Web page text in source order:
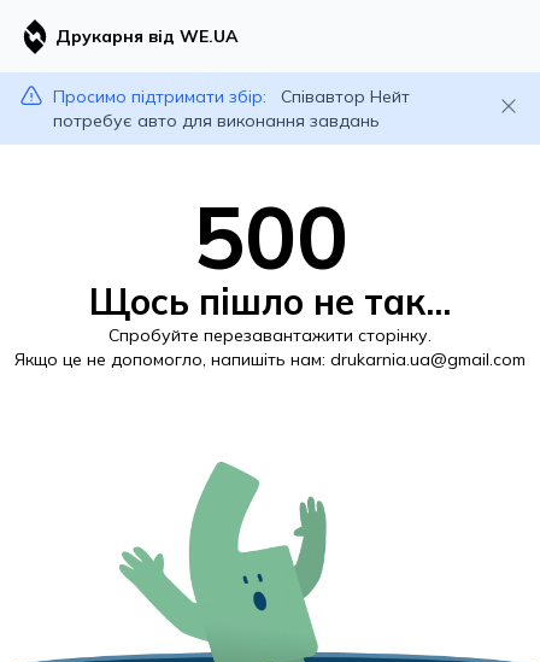
Друкарня від WE.UA
Просимо підтримати збір:
Співавтор Нейт
потребує авто для виконання завдань
500
Щось пішло не так...
Спробуйте перезавантажити сторінку.
Якщо це не допомогло, напишіть нам: drukarnia.ua@gmail.com